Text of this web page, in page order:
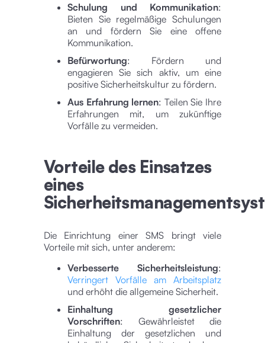
Schulung und Kommunikation:
Bieten Sie regelmäßige Schulungen
an und fördern Sie eine offene
Kommunikation.
Befürwortung: Fördern und
engagieren Sie sich aktiv, um eine
positive Sicherheitskultur zu fördern.
Aus Erfahrung lernen: Teilen Sie Ihre
Erfahrungen mit, um zukünftige
Vorfälle zu vermeiden.
Vorteile des Einsatzes
eines
Die Einrichtung einer SMS bringt viele
Vorteile mit sich, unter anderem:
Verbesserte Sicherheitsleistung:
Verringert Vorfälle am Arbeitsplatz
und erhöht die allgemeine Sicherheit.
Einhaltung gesetzlicher
Vorschriften: Gewährleistet die
Einhaltung der gesetzlichen und